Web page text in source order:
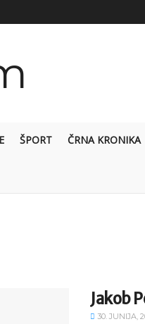
ŠPORT ČRNA KRONIKA
Jakob
30. JUNIJA,